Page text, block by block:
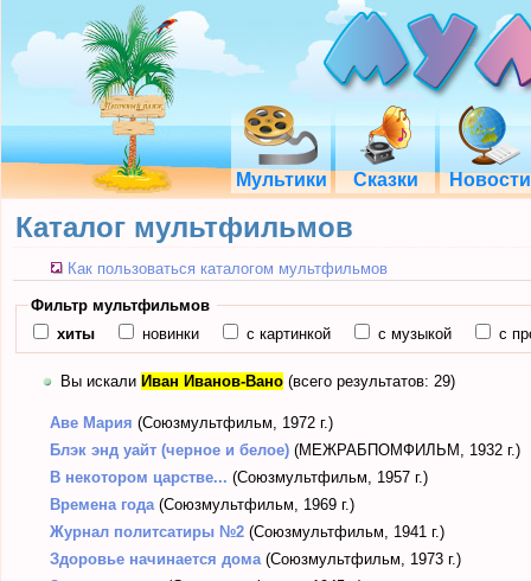
Мультики Сказки Новости
Каталог мультфильмов
Как пользоваться каталогом мультфильмов
Фильтр мультфильмов
хиты
новинки с картинкой с музыкой с
Вы искали Иван Иванов-Вано (всего результатов: 29)
Аве Мария (Союзмультфильм, 1972 г.)
Блэк энд уайт (черное и белое) (МЕЖРАБПОМФИЛЬМ, 1932 г.)
В некотором царстве... (Союзмультфильм, 1957 г.)
Времена года(Союзмультфильм, 1969 г.)
Журнал политсатиры №2 (Союзмультфильм, 1941 г.)
Здоровье начинается дома(Союзмультфильм, 1973 г.)